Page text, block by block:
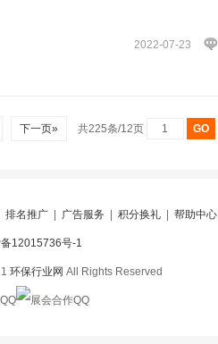
2022-07-23
下一页» 共225条/12页
排名推广 广告服务 积分换礼 帮助中心
12015736号-1
环保行业网 All Rights Reserved